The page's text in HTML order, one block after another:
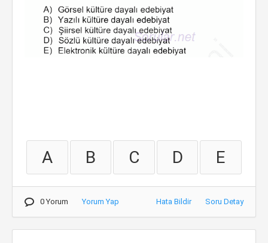
A B C D E
0 Yorum Yorum Yap Hata Bildir Soru Detay